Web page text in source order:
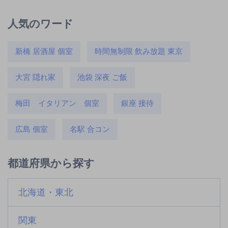
人気のワード
新橋 居酒屋 個室 時間無制限 飲み放題 東京
大宮 隠れ家 池袋 深夜 ご飯
梅田 イタリアン 個室 銀座 接待
広島 個室 名駅 合コン
都道府県から探す
北海道・東北
関東